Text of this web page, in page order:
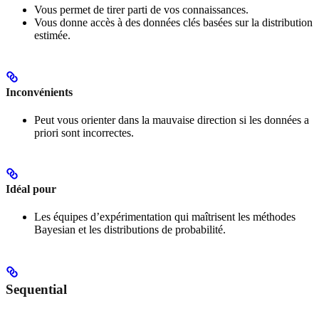
Vous permet de tirer parti de vos connaissances.
Vous donne accès à des données clés basées sur la distribution
estimée.
Inconvénients
Peut vous orienter dans la mauvaise direction si les données a
priori sont incorrectes.
Idéal pour
Les équipes d’expérimentation qui maîtrisent les méthodes
Bayesian et les distributions de probabilité.
Sequential